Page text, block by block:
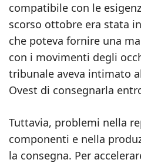
compatibile con le
scorso ottobre era stata
che poteva fornire una
con i movimenti degli
tribunale aveva intimato
Ovest di consegnarla
Tuttavia, problemi nella
componenti e nella
la consegna. Per